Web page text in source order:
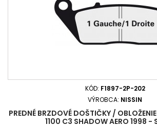
KÓD: F1897-2P-202
VÝROBCA: NISSIN
PREDNÉ BRZDOVÉ DOŠTIČKY /
1100 C3 SHADOW AERO 1998 -